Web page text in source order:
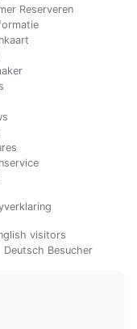
Reserveren
visitors
Deutsch Besucher